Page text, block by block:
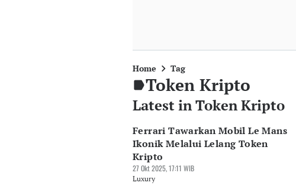
Home Tag
Token Kripto
Latest in Token Kripto
Ferrari Tawarkan Mobil Le Mans
Ikonik Melalui Lelang Token
Kripto
27 Okt 2025, 17:11 WIB
Luxury